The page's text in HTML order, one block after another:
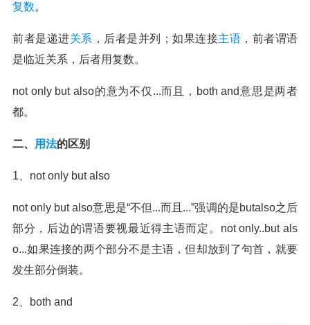
复数。
前者是递进关系 ，后者是并列；如果连接主语 ，前者谓语
是临近关系，后者用复数。
not only but also的意为不仅...而且，both and意思是两者
都。
二、 用法的区别
1、not only but also
not only but also意思是“不但...而且...”强调的是butalso之后
部分，后边的谓语要视最近得主语而定。not only..but als
o...如果连接的两个部分不是主语，但却放到了句首，就要
发生部分倒装。
2、both and